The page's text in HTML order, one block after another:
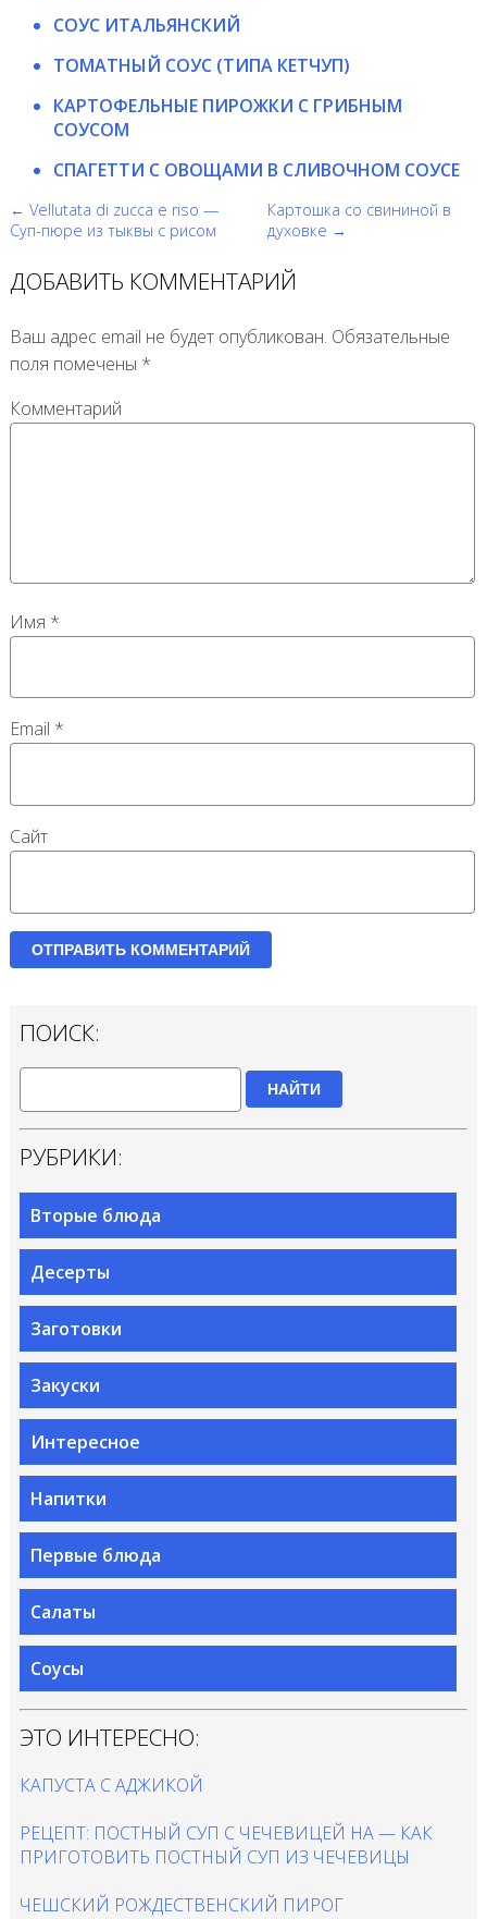
СОУС ИТАЛЬЯНСКИЙ
ТОМАТНЫЙ СОУС (ТИПА КЕТЧУП)
КАРТОФЕЛЬНЫЕ ПИРОЖКИ С ГРИБНЫМ
СОУСОМ
СПАГЕТТИ С ОВОЩАМИ В СЛИВОЧНОМ СОУСЕ
← Vellutata di zucca e riso —
Суп-пюре из тыквы с рисом
Картошка со свининой в
духовке →
ДОБАВИТЬ КОММЕНТАРИЙ
Ваш адрес email не будет опубликован. Обязательные
поля помечены *
Комментарий
Имя *
Email *
Сайт
ПОИСК:
НАЙТИ
РУБРИКИ:
Вторые блюда
Десерты
Заготовки
Закуски
Интересное
Напитки
Первые блюда
Салаты
Соусы
ЭТО ИНТЕРЕСНО:
КАПУСТА С АДЖИКОЙ
РЕЦЕПТ: ПОСТНЫЙ СУП С ЧЕЧЕВИЦЕЙ НА — КАК
ПРИГОТОВИТЬ ПОСТНЫЙ СУП ИЗ ЧЕЧЕВИЦЫ
ЧЕШСКИЙ РОЖДЕСТВЕНСКИЙ ПИРОГ